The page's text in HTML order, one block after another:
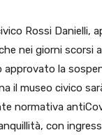
Rossi Danielli,
nei giorni scorsi
approvato la
il museo civico
normativa
con